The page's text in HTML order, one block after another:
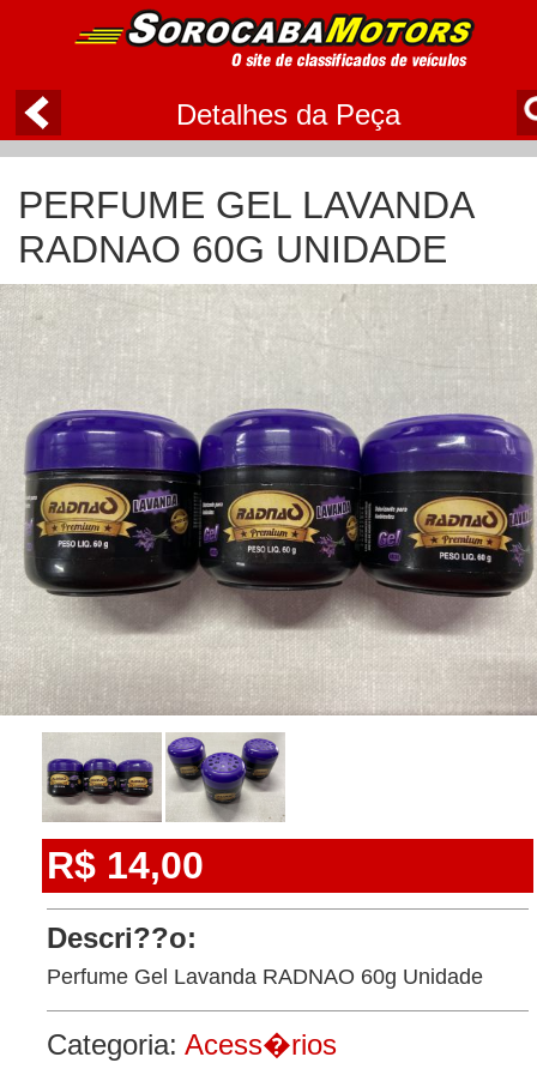
Detalhes da Peça
PERFUME GEL LAVANDA
RADNAO 60G UNIDADE
R$ 14,00
Descri??o:
Perfume Gel Lavanda RADNAO 60g Unidade
Categoria: Acess�rios